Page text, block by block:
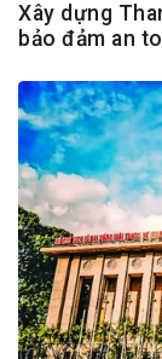
Xây dựng
bảo đảm an